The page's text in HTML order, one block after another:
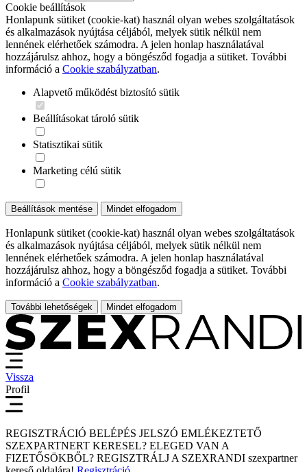
Cookie beállítások
Honlapunk sütiket (cookie-kat) használ olyan webes szolgáltatások
és alkalmazások nyújtása céljából, melyek sütik nélkül nem
lennének elérhetőek számodra. A jelen honlap használatával
hozzájárulsz ahhoz, hogy a böngésződ fogadja a sütiket. További
információ a Cookie szabályzatban.
Alapvető működést biztosító sütik
Beállításokat tároló sütik
Statisztikai sütik
Marketing célú sütik
Beállítások mentése Mindet elfogadom
Honlapunk sütiket (cookie-kat) használ olyan webes szolgáltatások
és alkalmazások nyújtása céljából, melyek sütik nélkül nem
lennének elérhetőek számodra. A jelen honlap használatával
hozzájárulsz ahhoz, hogy a böngésződ fogadja a sütiket. További
információ a Cookie szabályzatban.
További lehetőségek Mindet elfogadom
Vissza
Profil
REGISZTRÁCIÓ BELÉPÉS JELSZÓ EMLÉKEZTETŐ
SZEXPARTNERT KERESEL? ELEGED VAN A
FIZETŐSÖKBŐL? REGISZTRÁLJ A SZEXRANDI szexpartner